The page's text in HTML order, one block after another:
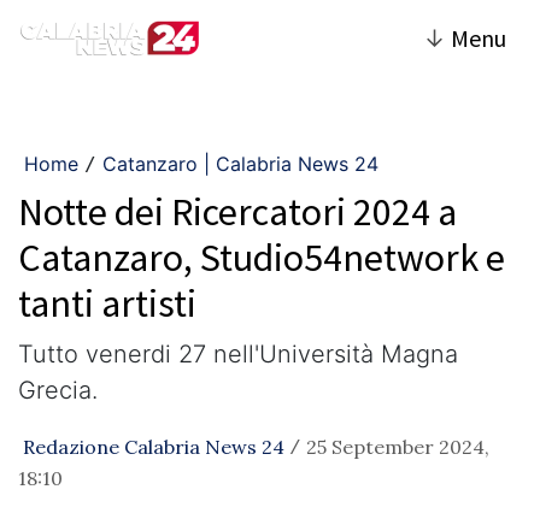
↓ Menu
Home / Catanzaro | Calabria News 24
Notte dei Ricercatori 2024 a
Catanzaro, Studio54network e
tanti artisti
Tutto venerdi 27 nell'Università Magna
Grecia.
Redazione Calabria News 24 / 25 September 2024,
18:10